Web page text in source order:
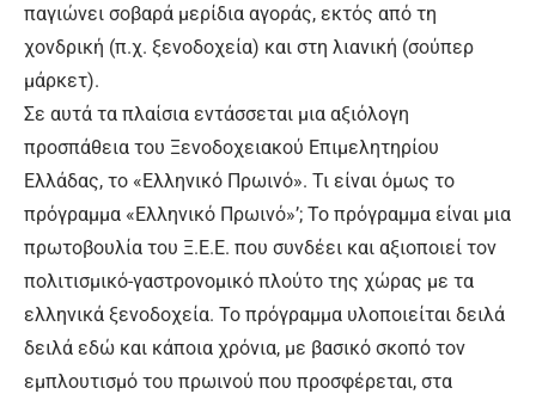
παγιώνει σοβαρά μερίδια αγοράς, εκτός από τη
χονδρική (π.χ. ξενοδοχεία) και στη λιανική (σούπερ
μάρκετ).
Σε αυτά τα πλαίσια εντάσσεται μια αξιόλογη
προσπάθεια του Ξενοδοχειακού Επιμελητηρίου
Ελλάδας, το «Ελληνικό Πρωινό». Τι είναι όμως το
πρόγραμμα «Ελληνικό Πρωινό»’; Το πρόγραμμα είναι μια
πρωτοβουλία του Ξ.Ε.Ε. που συνδέει και αξιοποιεί τον
πολιτισμικό-γαστρονομικό πλούτο της χώρας με τα
ελληνικά ξενοδοχεία. Το πρόγραμμα υλοποιείται δειλά
δειλά εδώ και κάποια χρόνια, με βασικό σκοπό τον
εμπλουτισμό του πρωινού που προσφέρεται, στα